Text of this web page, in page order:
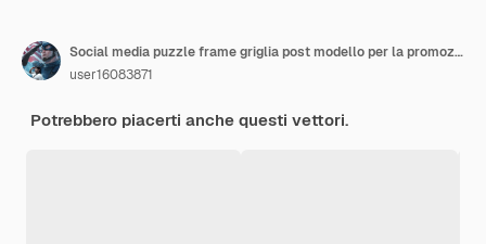
Social media puzzle frame griglia post modello per la promozione della vendita di moda
user16083871
Potrebbero piacerti anche questi vettori.